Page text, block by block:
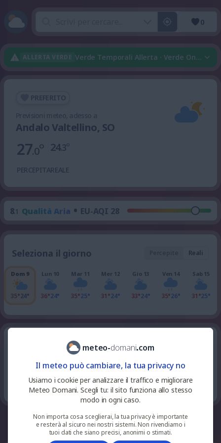
0
ALLERTA VERDE Verde Temporali Allerta · Verde Onda Di
Andalo Valtellino, SO
27.0°
PERCEPITA
24.3°
REALE
8.1 Qualità Aria • EU-AQI 28
Seleziona il giorno Reali
Dom 9
35°24°
Lun 10
36°24°
Mar 11
35°25°
Mer 12
31°24°
Gio 13
33°24°
Ven 14
35°26°
Sab 15
31°25°
tutte le ore della giornata
26
8%
UV 0
pioggia
whatsapp facebook telegram
meteo-domani.com
Il meteo può cambiare, la tua privacy no
Usiamo i cookie per analizzare il traffico e migliorare
Meteo Domani. Scegli tu: il sito funziona allo stesso
modo in ogni caso.
Non importa cosa sceglierai, la tua privacy è importante
e resterà al sicuro nei nostri sistemi. Non rivendiamo i
tuoi dati che siano precisi, anonimi o stimati.